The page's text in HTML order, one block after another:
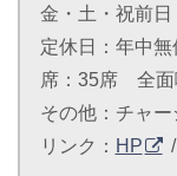
金・土・祝前
定休日：年中無
席：35席 全面
その他：チャ
リンク： HP /